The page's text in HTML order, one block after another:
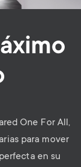
One For All,
para mover
en su